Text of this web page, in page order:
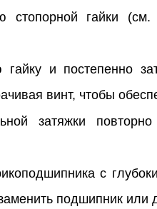
стопорной гайки (см.
гайку и постепенно
винт, чтобы
затяжки
с
подшипник или